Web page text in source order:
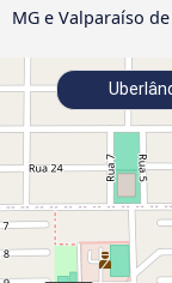
MG e Valparaíso de